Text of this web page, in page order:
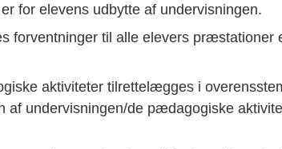
for elevens udbytte af undervisningen.
forventninger til alle elevers præstationer
aktiviteter tilrettelægges i
af undervisningen/de pædagogiske